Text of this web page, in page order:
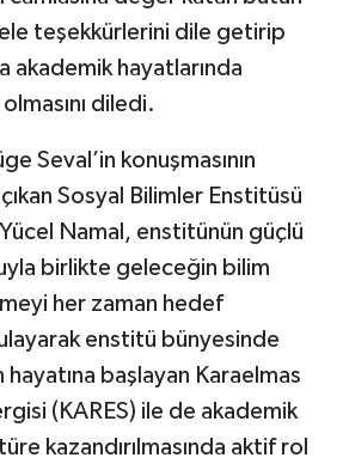
teşekkürlerini dile getirip
akademik hayatlarında
olmasını diledi.
Seval’in konuşmasının
Sosyal Bilimler Enstitüsü
Namal, enstitünün güçlü
birlikte geleceğin bilim
her zaman hedef
enstitü bünyesinde
hayatına başlayan Karaelmas
(KARES) ile de akademik
kazandırılmasında aktif rol